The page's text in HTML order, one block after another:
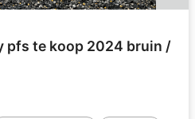
pfs te koop 2024 bruin /